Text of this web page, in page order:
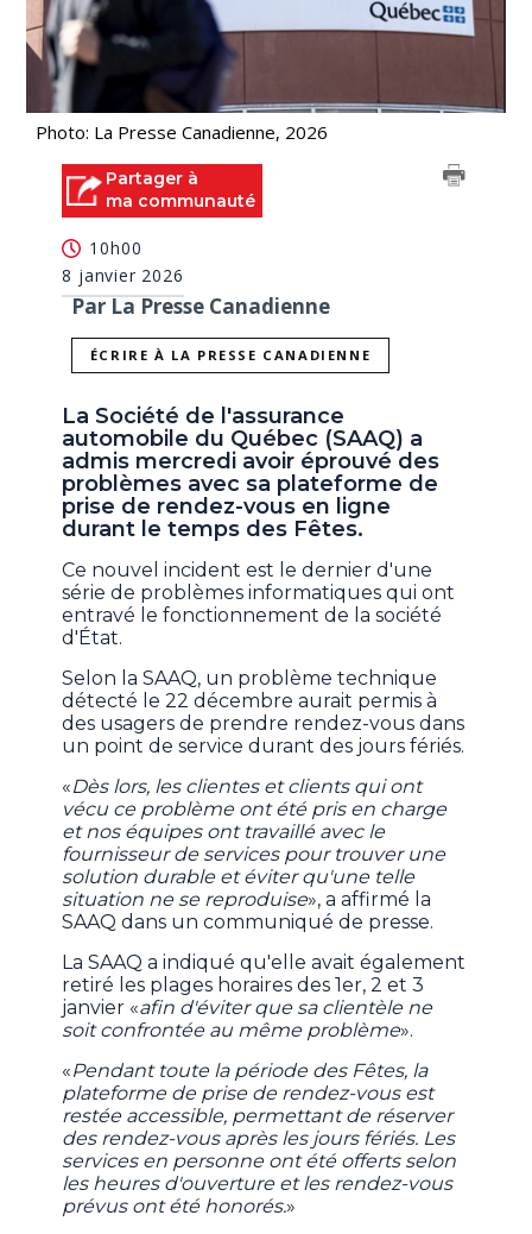
Photo: La Presse Canadienne, 2026
Partager à
ma communauté
10h00
8 janvier 2026
Par La Presse Canadienne
ÉCRIRE À LA PRESSE CANADIENNE
La Société de l'assurance
automobile du Québec (SAAQ) a
admis mercredi avoir éprouvé des
problèmes avec sa plateforme de
prise de rendez-vous en ligne
durant le temps des Fêtes.
Ce nouvel incident est le dernier d'une
série de problèmes informatiques qui ont
entravé le fonctionnement de la société
d'État.
Selon la SAAQ, un problème technique
détecté le 22 décembre aurait permis à
des usagers de prendre rendez-vous dans
un point de service durant des jours fériés.
«Dès lors, les clientes et clients qui ont
vécu ce problème ont été pris en charge
et nos équipes ont travaillé avec le
fournisseur de services pour trouver une
solution durable et éviter qu'une telle
situation ne se reproduise», a affirmé la
SAAQ dans un communiqué de presse.
La SAAQ a indiqué qu'elle avait également
retiré les plages horaires des 1er, 2 et 3
janvier «afin d'éviter que sa clientèle ne
soit confrontée au même problème».
«Pendant toute la période des Fêtes, la
plateforme de prise de rendez-vous est
restée accessible, permettant de réserver
des rendez-vous après les jours fériés. Les
services en personne ont été offerts selon
les heures d'ouverture et les rendez-vous
prévus ont été honorés.»